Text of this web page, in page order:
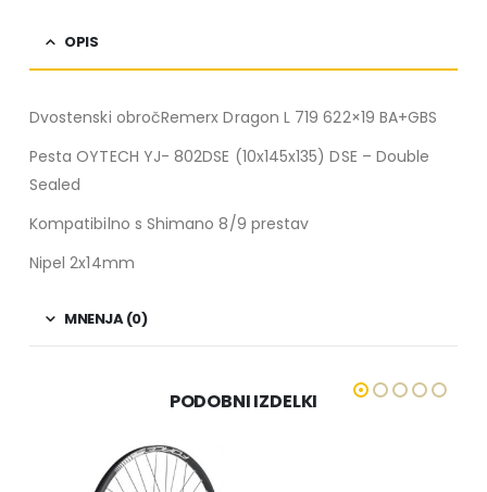
OPIS
Dvostenski obročRemerx Dragon L 719 622×19 BA+GBS
Pesta OYTECH YJ- 802DSE (10x145x135) DSE – Double
Sealed
Kompatibilno s Shimano 8/9 prestav
Nipel 2x14mm
MNENJA (0)
PODOBNI IZDELKI